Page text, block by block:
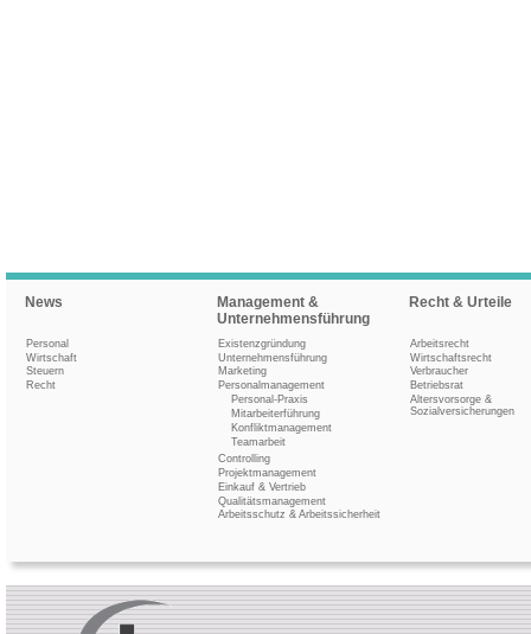
News
Personal
Wirtschaft
Steuern
Recht
Management &
Unternehmensführung
Existenzgründung
Unternehmensführung
Marketing
Personalmanagement
Personal-Praxis
Mitarbeiterführung
Konfliktmanagement
Teamarbeit
Controlling
Projektmanagement
Einkauf & Vertrieb
Qualitätsmanagement
Arbeitsschutz & Arbeitssicherheit
Recht & Urteile
Arbeitsrecht
Wirtschaftsrecht
Verbraucher
Betriebsrat
Altersvorsorge &
Sozialversicherungen